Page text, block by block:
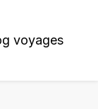
voyages